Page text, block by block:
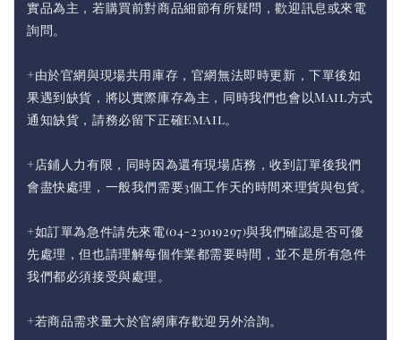
實品為主，若購買前對商品細節有所疑問，歡迎訊息或來電
詢問。
+由於官網與現場共用庫存，官網無法即時更新，下單後如
果遇到缺貨，將以實際庫存為主，同時我們也會以Mail方式
通知缺貨，請務必留下正確Email。
+店鋪人力有限，同時因為還有現場店務，收到訂單後我們
會盡快處理，一般我們需要3個工作天的時間來理貨與包貨。
+如訂單為急件請先來電(04-23019297)與我們確認是否可優
先處理，但也請理解每個作業都需要時間，並不是所有急件
我們都必須接受與處理。
+若商品需求量大於官網庫存歡迎另外洽詢。